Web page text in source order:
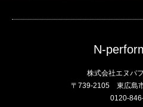
N-
株式会社エヌパ
〒739-2105 東広島
0120-